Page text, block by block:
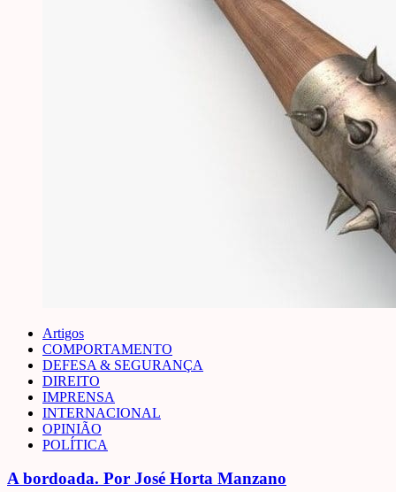
Artigos
COMPORTAMENTO
DEFESA & SEGURANÇA
DIREITO
IMPRENSA
INTERNACIONAL
OPINIÃO
POLÍTICA
A bordoada. Por José Horta Manzano